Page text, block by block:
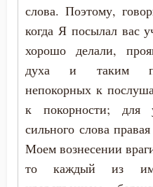
Оставление Богом
Осуждение
Отчаяние
Очищение
Никита Стифат
Никифор Уединенник
Никодим Святогорец
Никон Оптинский
Нил Синайский
слова. Поэтому,
когда Я посылал вас
хорошо делали,
духа и таким
непокорных к
к покорности; для
сильного слова
Моем вознесении
то каждый из